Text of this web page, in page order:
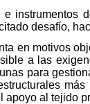
instrumentos
desafío,
en motivos
a las
para
apoyo al tejido